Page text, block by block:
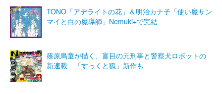
TONO「アデライトの花」＆明治カナ子「使い魔サン
マイと白の魔導師」Nemuki+で完結
篠原烏童が描く、盲目の元刑事と警察犬ロボットの
新連載 「すっくと狐」新作も